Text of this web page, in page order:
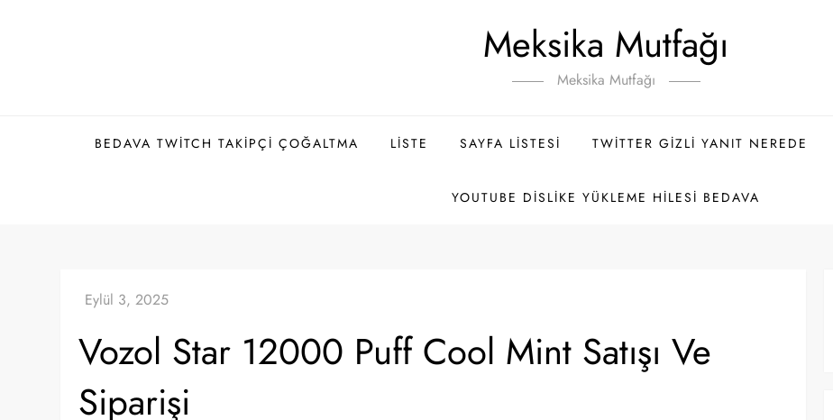
Meksika Mutfağı
Meksika Mutfağı
BEDAVA TWITCH TAKIPÇI ÇOĞALTMA LISTE SAYFA LISTESI TWITTER GIZLI YANIT NEREDE
YOUTUBE DISLIKE YÜKLEME HILESI BEDAVA
Vozol Star 12000 Puff Cool Mint Satışı Ve
Siparişi